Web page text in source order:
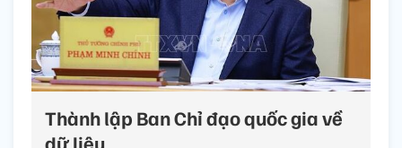
Thành lập Ban Chỉ đạo quốc gia về
dữ liệu